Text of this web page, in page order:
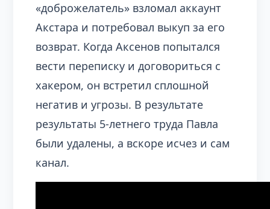
«доброжелатель» взломал аккаунт
Акстара и потребовал выкуп за его
возврат. Когда Аксенов попытался
вести переписку и договориться с
хакером, он встретил сплошной
негатив и угрозы. В результате
результаты 5-летнего труда Павла
были удалены, а вскоре исчез и сам
канал.